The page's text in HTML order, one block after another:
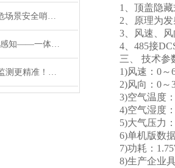
防爆气象站：高危场景安全哨兵，筑牢实时监
1. 防爆护航·智能感知——一体化五参数监测系统筑牢高危场景安全防线
4. 防爆防风险，监测更精准！五参数气象系统赋能石油化工、煤矿等高危领域
1、顶盖隐藏式
2、原理为发射
3、风速、风向
4、485接
三、 技术参
1)风速：0～
2)风向：0～
3)空气温度：-
4)空气湿度：0
5)大气压力：
6)单机版数据
7)功耗：
8)生产企业具